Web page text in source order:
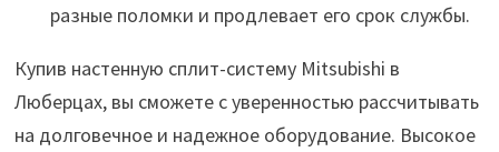
разные поломки и продлевает его срок службы.
Купив настенную сплит-систему Mitsubishi в
Люберцах, вы сможете с уверенностью рассчитывать
на долговечное и надежное оборудование. Высокое